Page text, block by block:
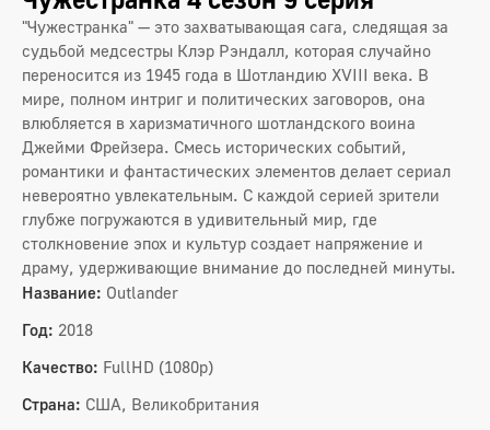
"Чужестранка" — это захватывающая сага, следящая за
судьбой медсестры Клэр Рэндалл, которая случайно
переносится из 1945 года в Шотландию XVIII века. В
мире, полном интриг и политических заговоров, она
влюбляется в харизматичного шотландского воина
Джейми Фрейзера. Смесь исторических событий,
романтики и фантастических элементов делает сериал
невероятно увлекательным. С каждой серией зрители
глубже погружаются в удивительный мир, где
столкновение эпох и культур создает напряжение и
драму, удерживающие внимание до последней минуты.
Название: Outlander
Год: 2018
Качество: FullHD (1080p)
Страна: США, Великобритания